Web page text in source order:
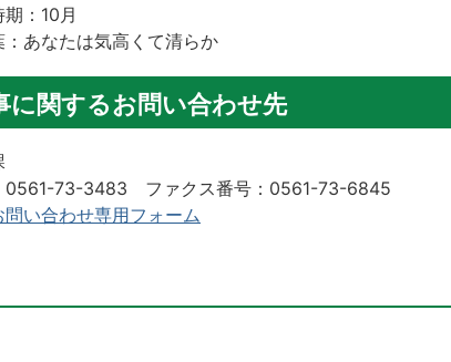
：10月
：あなたは気高くて清らか
に関するお問い合わせ先
0561-73-3483 ファクス番号：0561-73-6845
問い合わせ専用フォーム